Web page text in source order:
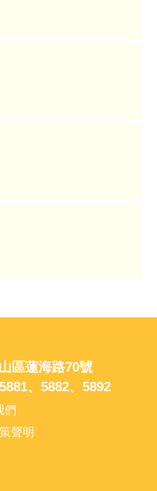
區蓮海路70號
、5882、5892
們
聲明